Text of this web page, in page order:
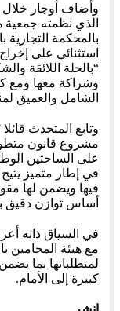
وأضاف أوجار خلال
الذي نظمته جمعية
بالمحكمة التجارية
استثنائي على
“بالحلة اللائقة
وشراكة معها ومع
الشامل والعميق
وتابع المتحدث
مشروع قانون
على الساحتين
في إطار متميز
فيها ويضمن لها
أساس توازن دقيق
في السياق ذاته
مع هيئة المحامين
لمتطلباتها بما
كبيرة إلى الأمام.